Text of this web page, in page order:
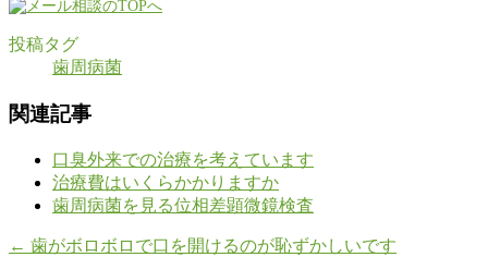
投稿タグ
歯周病菌
関連記事
口臭外来での治療を考えています
治療費はいくらかかりますか
歯周病菌を見る位相差顕微鏡検査
← 歯がボロボロで口を開けるのが恥ずかしいです